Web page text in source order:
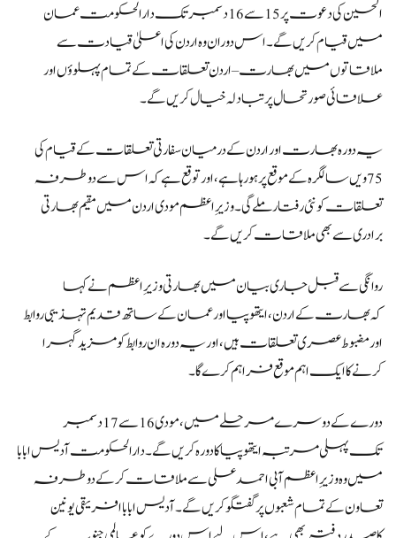
الحسینکیدعوتپر 15
سے 16 دسمبر تک دارالحکومت عمان
میں قیامکریں گے۔اس دوران وہ اردنکیاعلیٰقیادت سے
ملاقاتوں میں بھارت–اردن تعلقاتکےتمامپہلوؤںاور
علاقائی صورتحالپرتبادلہ خیالکریں گے۔
یہدورہ بھارت اور اردنکےدرمیان سفارتی تعلقاتکےقیامکی
75ویں سالگرہکےموقعپر ہورہاہے، اور توقعہے کہاس سے دوطرفہ
تعلقاتکونئی رفتار ملےگی۔وزیرِاعظم مودی اردن میں مقیم بھارتی
برادری سے بھی ملاقاتکریں گے۔
روانگی سے قبل جاری بیان میں بھارتی وزیرِاعظم نےکہا
کہبھارتکےاردن، ایتھوپیا اور عمانکےساتھ قدیم تہذیبی روابط
اور مضبوط عصری تعلقاتہیں، اوریہدورہ ان روابطکومزیدگہرا
کرنے کاایک اہم موقع فراہمکرے گا۔
دورےکے
دوسرے مرحلے میں، مودی 16 سے 17 دسمبر
تکپہلیمرتبہ ایتھوپیاکادورہکریں گے۔دارالحکومت آدیس ابابا
میں وہ وزیرِاعظم آبی احمد علی سے ملاقاتکر کےدوطرفہ
تعاونکےتمام شعبوںپر گفتگو کریں گے۔آدیس ابابا افریقییونین